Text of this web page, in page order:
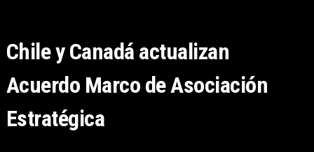
Chile y Canadá actualizan
Acuerdo Marco de Asociación
Estratégica